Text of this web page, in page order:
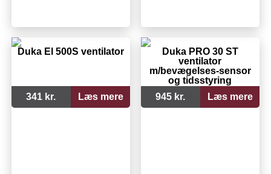
Duka El 500S ventilator
341 kr. Læs mere
Duka PRO 30 ST
ventilator
m/bevægelses-sensor
og tidsstyring
945 kr.
Læs mere